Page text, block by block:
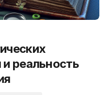
реальность